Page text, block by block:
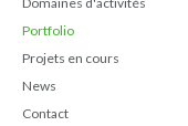
Portfolio
Projets en cours
News
Contact